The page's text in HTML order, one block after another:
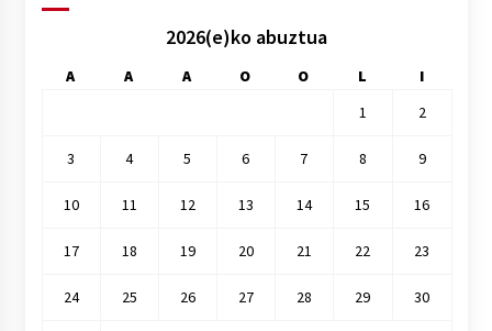
2026(e)ko abuztua
A A A O O L
I
1
2
3 4 5 6 7 8 9
10 11 12 13 14 15 16
17 18 19 20 21 22 23
24 25 26 27 28 29 30